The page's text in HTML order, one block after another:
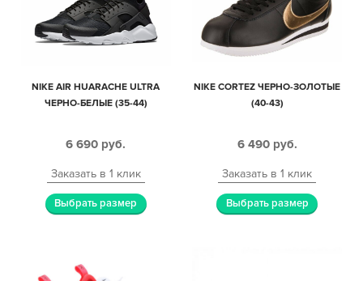
NIKE AIR HUARACHE ULTRA
ЧЕРНО-БЕЛЫЕ (35-44)
6 690 руб.
Заказать в 1 клик
Выбрать размер
NIKE CORTEZ ЧЕРНО-ЗОЛОТЫЕ
(40-43)
6 490 руб.
Заказать в 1 клик
Выбрать размер